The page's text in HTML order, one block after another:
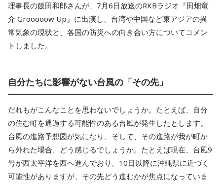
理事長の飯田和郎さんが、7月6日放送のRKBラジオ『田畑竜
介 Grooooow Up』に出演し、台湾や中国など東アジアの異
常気象の現状と、各国の防災への向き合い方についてコメン
トしました。
自分たちに影響がない台風の「その先」
だれもがこんなことを思わないでしょうか。たとえば、自分
の住む町を通過する可能性のある台風が発生したとします。
台風の進路予想図が気になり、そして、その進路が我が町か
ら外れた場合、どう感じるでしょうか。たとえば現在、台風9
号が西太平洋を西へ進んでおり、10日以降に沖縄県に近づく
可能性がありますが、その先どう進むかが焦点になっていま